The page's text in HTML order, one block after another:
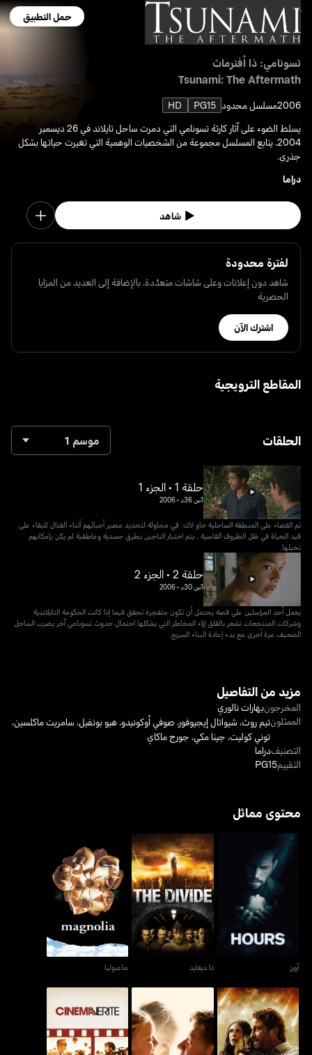
حمل التطبيق
تسونامي: ذا أفترماث
Tsunami: The Aftermath
2006مسلسل محدود PG15
HD
يسلط الضوء على آثار كارثة تسونامي التي دمرت ساحل تايلاند في 26 ديسمبر
2004. يتابع المسلسل مجموعة من الشخصيات الوهمية التي تغيرت حياتها بشكل
جذري.
دراما
شاهد
لفترة محدودة
شاهد دون إعلانات وعلى شاشات متعدّدة، بالإضافة إلى العديد من المزايا
الحصرية
اشترك الآن
المقاطع الترويجية
الحلقات موسم 1
حلقة 1 • الجزء 1
1س 36د •
2006
تم القضاء على المنطقة الساحلية خاو لاك. في محاولة لتحديد مصير أحبائهم أثناء القتال للبقاء على
قيد الحياة في ظل الظروف القاسية ، يتم اختبار الناجين بطرق جسدية وعاطفية لم يكن بإمكانهم
تخيلها.
حلقة 2 • الجزء 2
1س 30د •
2006
يعمل أحد المراسلين على قصة يحتمل أن تكون متفجرة تحقق فيما إذا كانت الحكومة التايلاندية
وشركات المنتجعات تشعر بالقلق إزاء المخاطر التي يشكلها احتمال حدوث تسونامي آخر يضرب الساحل
الضعيف مرة أخرى مع بدء إعادة البناء السريع.
مزيد من التفاصيل
المخرجونبهارات نالوري
الممثلونتيم روث، شيواتال إيجيوفور، صوفي أوكونيدو،هيو بونفيل، سامريت ماكلسين،
توني كوليت، جينا مكي، جورج ماكاي
التصنيفدراما
التقييمPG15
محتوى مماثل
آورز
آورز
ذا ديفايد
ذا ديفايد
ماغنوليا
ماغنوليا
غرين لاند فاذرز أند دوترز سينما فيريت